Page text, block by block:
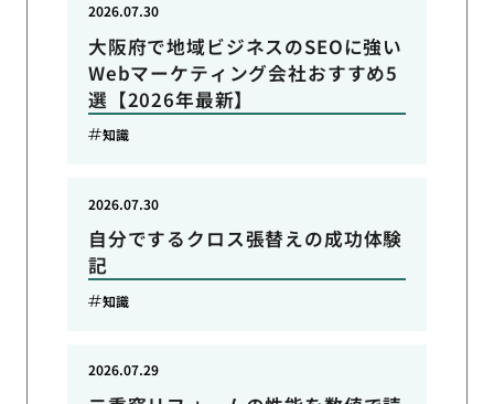
大阪府で地域ビジネスのSEOに強い
Webマーケティング会社おすすめ5
選【2026年最新】
2026.07.30
知識
自分でするクロス張替えの成功体験
記
2026.07.30
知識
2026.07.29